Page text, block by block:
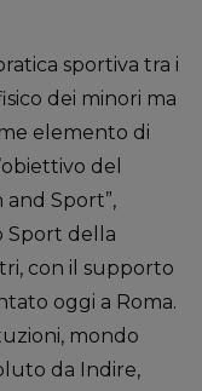
sportiva tra i
dei minori ma
elemento di
del
and Sport”,
Sport della
con il supporto
oggi a Roma.
mondo
da Indire,